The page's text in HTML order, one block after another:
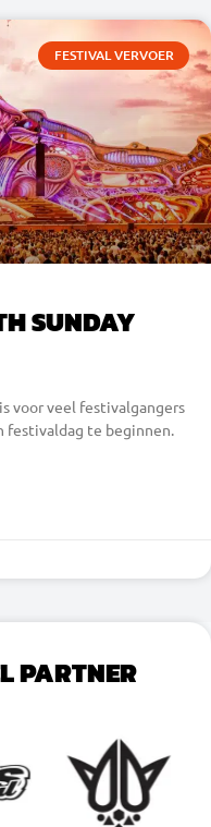
FESTIVAL VERVOER
SUNDAY
voor veel festivalgangers
festivaldag te beginnen.
PARTNER